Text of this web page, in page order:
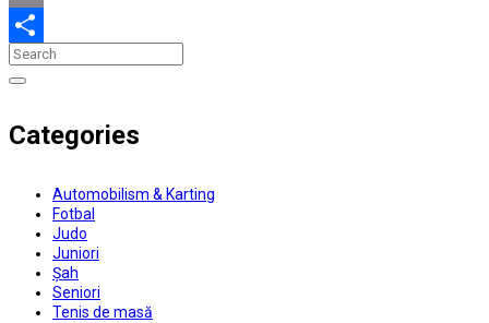
Email
Partajează
Categories
Automobilism & Karting
Fotbal
Judo
Juniori
Șah
Seniori
Tenis de masă